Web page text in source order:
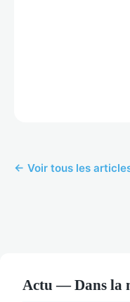
← Voir tous les
Actu — Dans la